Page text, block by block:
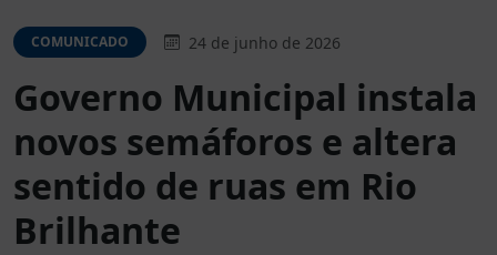
COMUNICADO 24 de junho de 2026
Governo Municipal instala
novos semáforos e altera
sentido de ruas em Rio
Brilhante